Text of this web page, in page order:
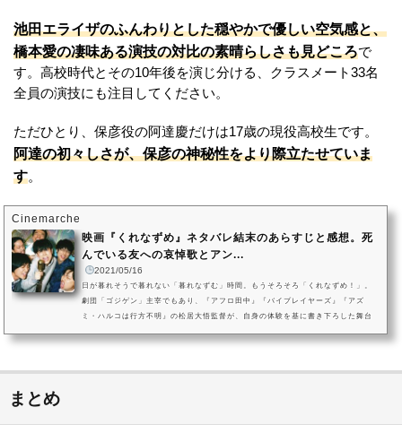
池田エライザのふんわりとした穏やかで優しい空気感と、
橋本愛の凄味ある演技の対比の素晴らしさも見どころで
す。高校時代とその10年後を演じ分ける、クラスメート33名
全員の演技にも注目してください。
ただひとり、保彦役の阿達慶だけは17歳の現役高校生です。
阿達の初々しさが、保彦の神秘性をより際立たせていま
す。
Cinemarche
映画『くれなずめ』ネタバレ結末のあらすじと感想。死
んでいる友への哀悼歌とアン...
2021/05/16
日が暮れそうで暮れない「暮れなずむ」時間。もうそろそろ「くれなずめ！」。
劇団「ゴジゲン」主宰でもあり、『アフロ田中』『バイプレイヤーズ』『アズ
ミ・ハルコは行方不明』の松居大悟監督が、自身の体験を基に書き下ろした舞台
まとめ